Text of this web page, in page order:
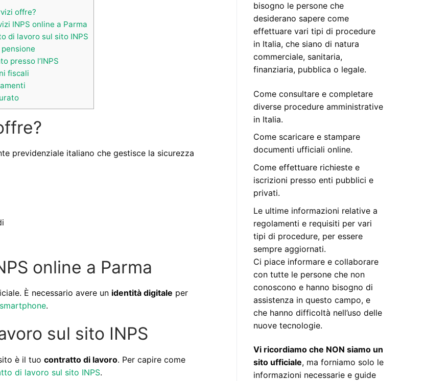
offre?
INPS online a Parma
di lavoro sul sito INPS
presso l’INPS
fiscali
previdenziale italiano che gestisce la sicurezza
online a Parma
È necessario avere un identità digitale per
.
sul sito INPS
è il tuo contratto di lavoro. Per capire come
di lavoro sul sito INPS.
bisogno le persone che
desiderano sapere come
effettuare vari tipi di procedure
in Italia, che siano di natura
commerciale, sanitaria,
finanziaria, pubblica o legale.
Come consultare e completare
diverse procedure amministrative
in Italia.
Come scaricare e stampare
documenti ufficiali online.
Come effettuare richieste e
iscrizioni presso enti pubblici e
privati.
Le ultime informazioni relative a
regolamenti e requisiti per vari
tipi di procedure, per essere
sempre aggiornati.
Ci piace informare e collaborare
con tutte le persone che non
conoscono e hanno bisogno di
assistenza in questo campo, e
che hanno difficoltà nell’uso delle
nuove tecnologie.
Vi ricordiamo che NON siamo un
sito ufficiale, ma forniamo solo le
informazioni necessarie e guide